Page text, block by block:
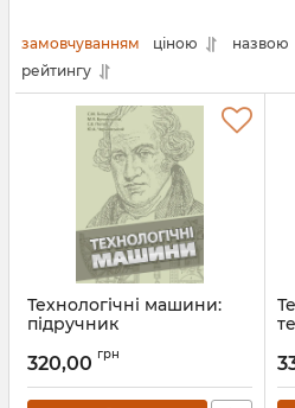
замовчуванням ціною
назвою
рейтингу
Технологічні машини:
підручник
320,00 грн